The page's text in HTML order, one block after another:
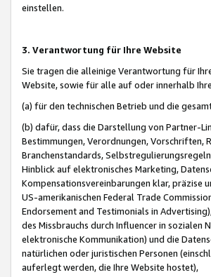
einstellen.
3. Verantwortung für Ihre Website
Sie tragen die alleinige Verantwortung für
Website, sowie für alle auf oder innerhalb
(a) für den technischen Betrieb und die
(b) dafür, dass die Darstellung von Partner-
Bestimmungen, Verordnungen, Vorschriften,
Branchenstandards,
Hinblick auf elektronisches Marketing,
Kompensationsvereinbarungen klar, präzise
US-amerikanischen Federal Trade
Endorsement and Testimonials in
des Missbrauchs durch Influencer in
elektronische Kommunikation) und die
natürlichen oder juristischen Personen
auferlegt werden, die Ihre Website hostet),